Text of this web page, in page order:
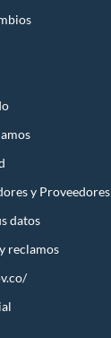
y Proveedores
datos
reclamos